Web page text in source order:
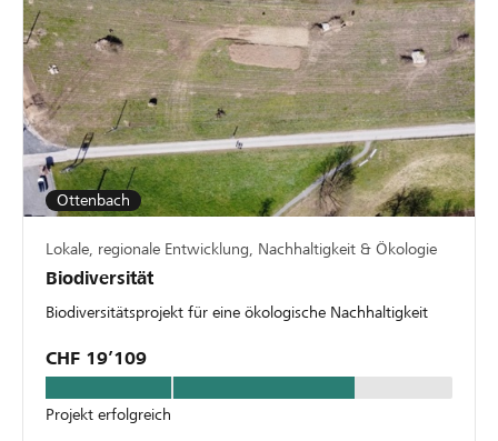
Ottenbach
Lokale, regionale Entwicklung, Nachhaltigkeit & Ökologie
Biodiversität
Biodiversitätsprojekt für eine ökologische Nachhaltigkeit
CHF 19’109
Projekt erfolgreich